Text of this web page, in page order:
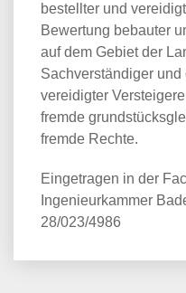
bestellter und
Bewertung bebauter
auf dem Gebiet der
Sachverständiger
vereidigter
fremde
fremde Rechte.
Eingetragen in der
Ingenieurkammer
28/023/4986